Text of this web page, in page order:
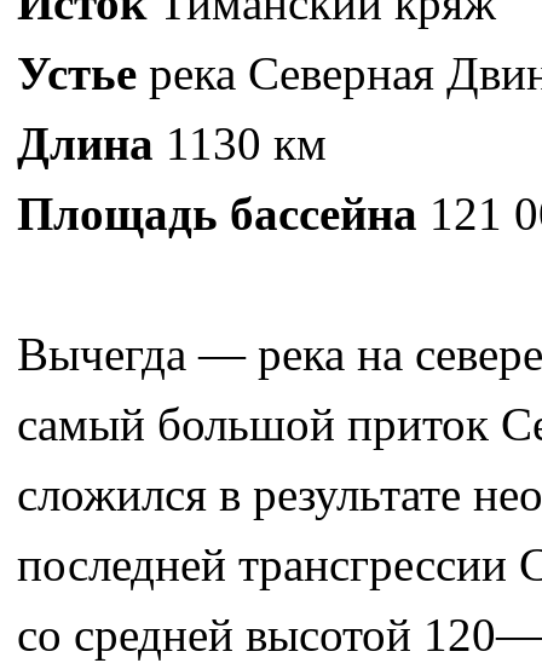
Устье река Северная
Длина 1130 км
Площадь бассейна 121
Вычегда — река на
самый большой приток
сложился в результате
последней
со средней высотой